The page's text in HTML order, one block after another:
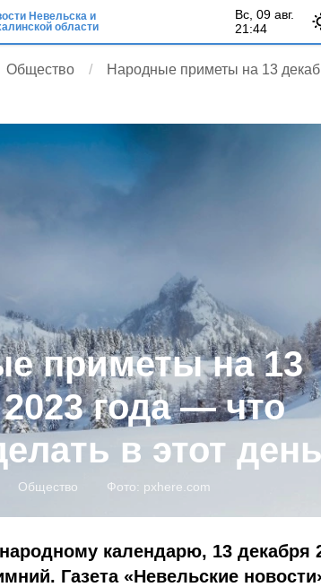
Невельска и
области
вс, 09 авг.
21:44
Общество
Народные приметы на 13
приметы на 13
года — что
в этот день
Общество Фото: pxhere.com
календарю, 13 декабря
Газета «Невельские